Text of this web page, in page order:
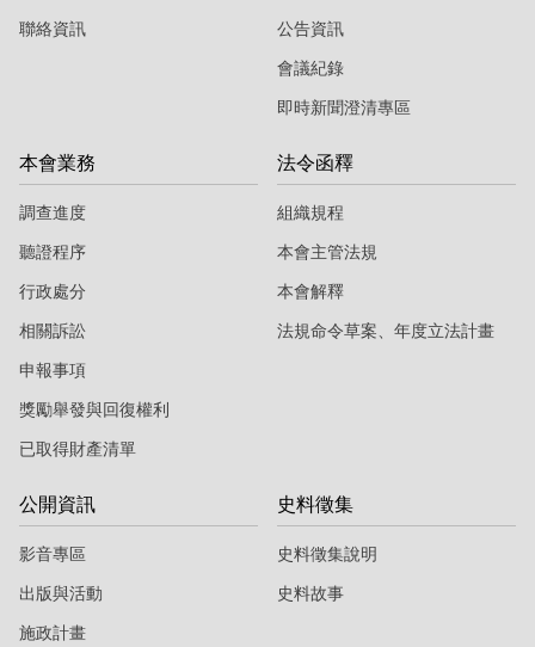
聯絡資訊
公告資訊
會議紀錄
即時新聞澄清專區
本會業務
調查進度
聽證程序
行政處分
相關訴訟
申報事項
獎勵舉發與回復權利
已取得財產清單
法令函釋
組織規程
本會主管法規
本會解釋
法規命令草案、年度立法計畫
公開資訊
影音專區
出版與活動
施政計畫
史料徵集
史料徵集說明
史料故事